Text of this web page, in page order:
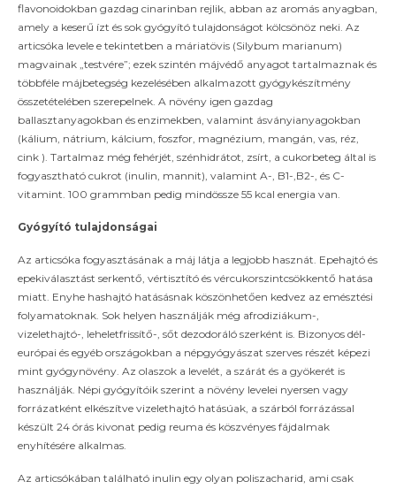
flavonoidokban gazdag cinarinban rejlik, abban az aromás anyagban,
amely a keserű ízt és sok gyógyító tulajdonságot kölcsönöz neki. Az
articsóka levele e tekintetben a máriatövis (Silybum marianum)
magvainak „testvére”; ezek szintén májvédő anyagot tartalmaznak és
többféle májbetegség kezelésében alkalmazott gyógykészítmény
összetételében szerepelnek. A növény igen gazdag
ballasztanyagokban és enzimekben, valamint ásványianyagokban
(kálium, nátrium, kálcium, foszfor, magnézium, mangán, vas, réz,
cink ). Tartalmaz még fehérjét, szénhidrátot, zsírt, a cukorbeteg által is
fogyasztható cukrot (inulin, mannit), valamint A-, B1-,B2-, és C-
vitamint. 100 grammban pedig mindössze 55 kcal energia van.
Gyógyító tulajdonságai
Az articsóka fogyasztásának a máj látja a legjobb hasznát. Epehajtó és
epekiválasztást serkentő, vértisztító és vércukorszintcsökkentő hatása
miatt. Enyhe hashajtó hatásásnak köszönhetően kedvez az emésztési
folyamatoknak. Sok helyen használják még afrodiziákum-,
vizelethajtó-, leheletfrissítő-, sőt dezodoráló szerként is. Bizonyos dél-
európai és egyéb országokban a népgyógyászat szerves részét képezi
mint gyógynövény. Az olaszok a levelét, a szárát és a gyökerét is
használják. Népi gyógyítóik szerint a növény levelei nyersen vagy
forrázatként elkészítve vizelethajtó hatásúak, a szárból forrázással
készült 24 órás kivonat pedig reuma és köszvényes fájdalmak
enyhítésére alkalmas.
Az articsókában található inulin egy olyan poliszacharid, ami csak